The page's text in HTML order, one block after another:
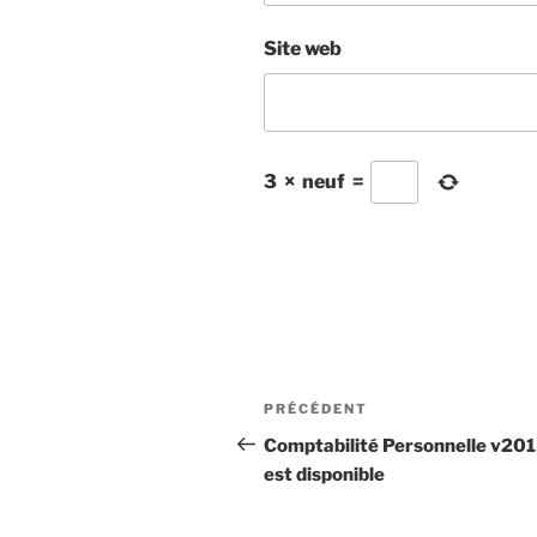
Site web
3 × neuf =
Navigation
de
l’article
Article
précédent
PRÉCÉDENT
Comptabilité Personnelle
est disponible